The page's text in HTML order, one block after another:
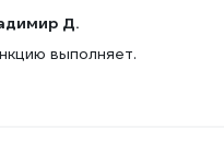
Д.
выполняет.